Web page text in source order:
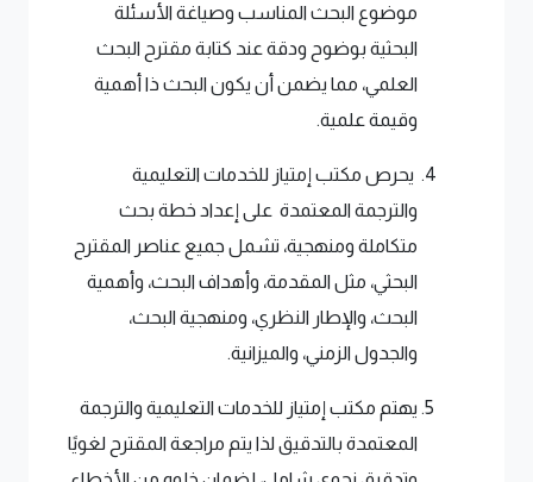
موضوع البحث المناسب وصياغة الأسئلة
البحثية بوضوح ودقة عند كتابة مقترح البحث
العلمي، مما يضمن أن يكون البحث ذا أهمية
وقيمة علمية.
يحرص مكتب إمتياز للخدمات التعليمية
والترجمة المعتمدة على إعداد خطة بحث
متكاملة ومنهجية، تشمل جميع عناصر المقترح
البحثي، مثل المقدمة، وأهداف البحث، وأهمية
البحث، والإطار النظري، ومنهجية البحث،
والجدول الزمني، والميزانية.
يهتم مكتب إمتياز للخدمات التعليمية والترجمة
المعتمدة بالتدقيق لذا يتم مراجعة المقترح لغويًا